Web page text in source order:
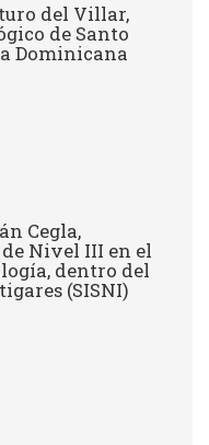
del Villar,
de Santo
Dominicana
Cegla,
Nivel III en el
dentro del
(SISNI)